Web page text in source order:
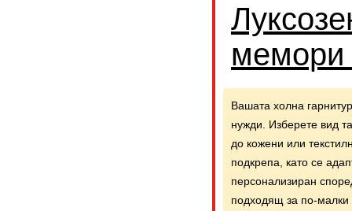
мемори
Вашата холна
нужди. Изберете вид
до кожени или
подкрепа, като се
персонализиран
подходящ за по-малки